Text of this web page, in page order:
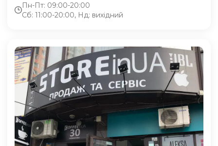
Пн-Пт: 09:00-20:00
Сб: 11:00-20:00, Нд: вихідний